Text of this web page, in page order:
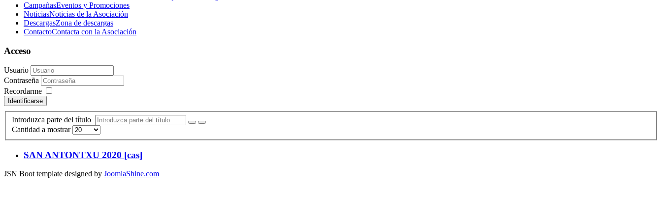
CampañasEventos y Promociones
NoticiasNoticias de la Asociación
DescargasZona de descargas
ContactoContacta con la Asociación
Acceso
Usuario
Contraseña
Recordarme
Identificarse
Introduzca parte del título
Cantidad a mostrar
SAN ANTONTXU 2020 [cas]
JSN Boot template designed by JoomlaShine.com